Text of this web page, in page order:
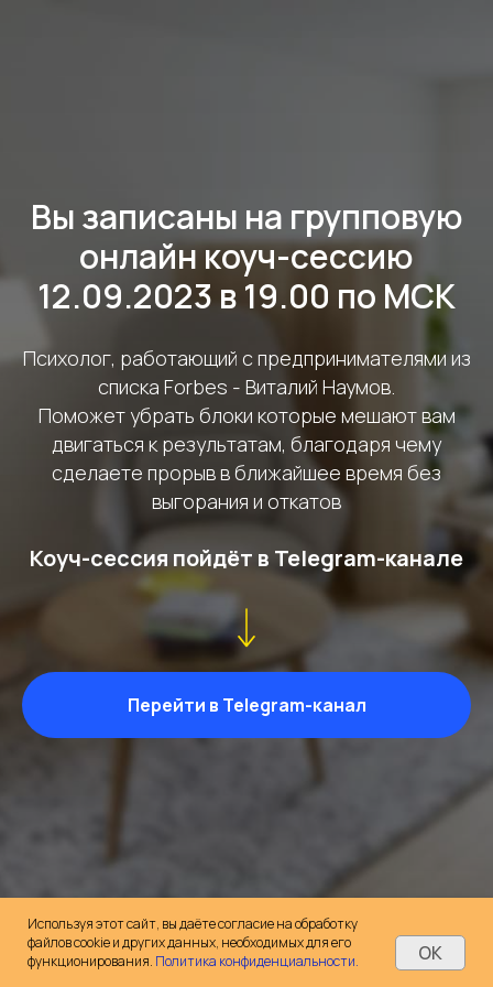
Используя этот сайт, вы даёте согласие на обработку
файлов cookie и других данных, необходимых для его
функционирования. Политика конфиденциальности. OK
Вы записаны на групповую
онлайн коуч-сессию
12.09.2023 в 19.00 по МСК
Психолог, работающий с предпринимателями из
списка Forbes - Виталий Наумов.
Поможет убрать блоки которые мешают вам
двигаться к результатам, благодаря чему
сделаете прорыв в ближайшее время без
выгорания и откатов
Коуч-сессия пойдёт в Telegram-канале
Перейти в Telegram-канал